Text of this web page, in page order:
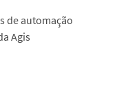
de automação
Agis